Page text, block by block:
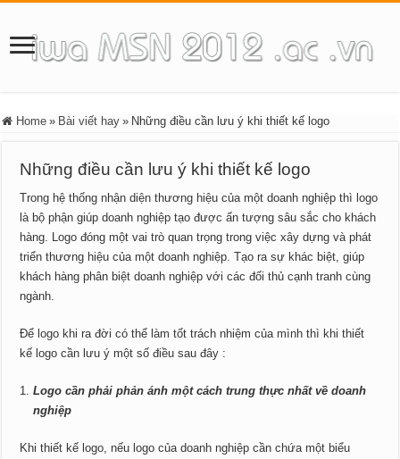
Home » Bài viết hay » Những điều cần lưu ý khi thiết kế logo
Những điều cần lưu ý khi thiết kế logo
Trong hệ thống nhận diện thương hiệu của một doanh nghiệp thì logo
là bộ phận giúp doanh nghiệp tạo được ấn tượng sâu sắc cho khách
hàng. Logo đóng một vai trò quan trọng trong việc xây dựng và phát
triển thương hiệu của một doanh nghiệp. Tạo ra sự khác biệt, giúp
khách hàng phân biệt doanh nghiệp với các đối thủ cạnh tranh cùng
ngành.
Để logo khi ra đời có thể làm tốt trách nhiệm của mình thì khi thiết
kế logo cần lưu ý một số điều sau đây :
Logo cần phải phản ánh một cách trung thực nhất về doanh
nghiệp
Khi thiết kế logo, nếu logo của doanh nghiệp cần chứa một biểu